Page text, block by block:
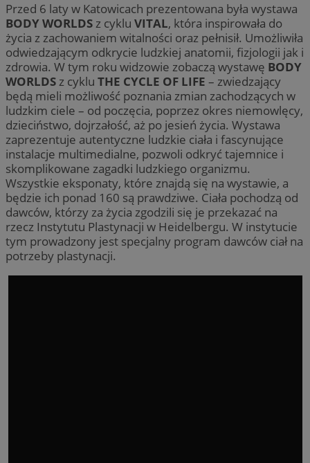
Przed 6 laty w Katowicach prezentowana była wystawa
BODY WORLDSz cyklu VITAL, która inspirowała do
życia z zachowaniem witalności oraz pełnisił. Umożliwiła
odwiedzającym odkrycie ludzkiej anatomii, fizjologii jak i
zdrowia. W tym roku widzowie zobaczą wystawę BODY
WORLDSz cyklu THE CYCLE OF LIFE – zwiedzający
będą mieli możliwość poznania zmian zachodzących w
ludzkim ciele – od poczęcia, poprzez okres niemowlęcy,
dzieciństwo, dojrzałość, aż po jesień życia. Wystawa
zaprezentuje autentyczne ludzkie ciała i fascynujące
instalacje multimedialne, pozwoli odkryć tajemnice i
skomplikowane zagadki ludzkiego organizmu.
Wszystkie eksponaty, które znajdą się na wystawie, a
będzie ich ponad 160 są prawdziwe. Ciała pochodzą od
dawców, którzy za życia zgodzili się je przekazać na
rzecz Instytutu Plastynacji w Heidelbergu. W instytucie
tym prowadzony jest specjalny program dawców ciał na
potrzeby plastynacji.